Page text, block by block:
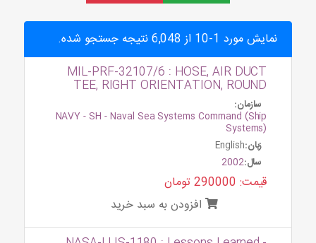
نمایش مورد 1-10 از 6,048 نتیجه جستجو شده.
MIL-PRF-32107/6 : HOSE, AIR DUCT
TEE, RIGHT ORIENTATION, ROUND
سازمان:
NAVY - SH - Naval Sea Systems Command (Ship
Systems)
زبان:English
سال:2002
قیمت: 290000 تومان
افزودن به سبد خرید